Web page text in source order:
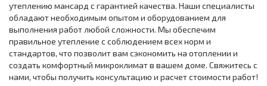
утеплению мансард с гарантией качества. Наши специалисты
обладают необходимым опытом и оборудованием для
выполнения работ любой сложности. Мы обеспечим
правильное утепление с соблюдением всех норм и
стандартов, что позволит вам сэкономить на отоплении и
создать комфортный микроклимат в вашем доме. Свяжитесь с
нами, чтобы получить консультацию и расчет стоимости работ!